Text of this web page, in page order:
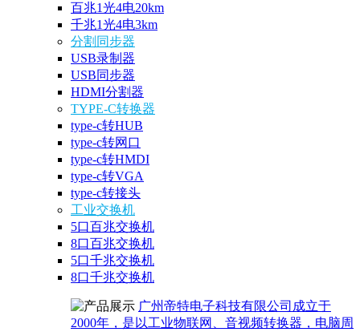
百兆1光4电20km
千兆1光4电3km
分割同步器
USB录制器
USB同步器
HDMI分割器
TYPE-C转换器
type-c转HUB
type-c转网口
type-c转HMDI
type-c转VGA
type-c转接头
工业交换机
5口百兆交换机
8口百兆交换机
5口千兆交换机
8口千兆交换机
广州帝特电子科技有限公司成立于
2000年，是以工业物联网、音视频转换器，电脑周